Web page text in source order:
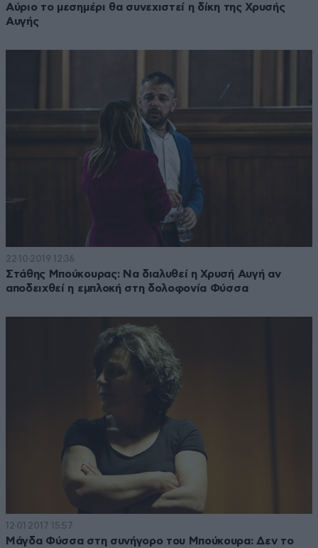
Αύριο το μεσημέρι θα συνεχιστεί η δίκη της Χρυσής
Αυγής
22·10·2019 12:36
Στάθης Μπούκουρας: Να διαλυθεί η Χρυσή Αυγή αν
αποδειχθεί η εμπλοκή στη δολοφονία Φύσσα
12·01·2017 15:57
Μάγδα Φύσσα στη συνήγορο του Μπούκουρα: Δεν το